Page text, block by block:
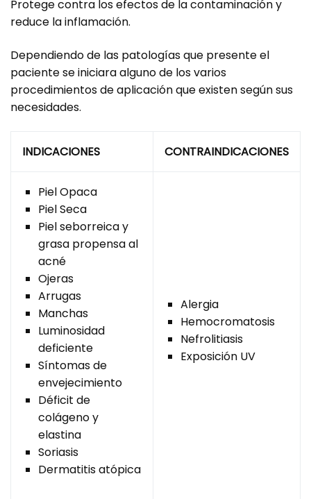
Protege contra los efectos de la contaminación y
reduce la inflamación.
Dependiendo de las patologías que presente el
paciente se iniciara alguno de los varios
procedimientos de aplicación que existen según sus
necesidades.
INDICACIONES CONTRAINDICACIONES
Piel Opaca
Piel Seca
Piel seborreica y
grasa propensa al
acné
Ojeras
Arrugas
Manchas
Luminosidad
deficiente
Síntomas de
envejecimiento
Déficit de
colágeno y
elastina
Soriasis
Dermatitis atópica
Alergia
Hemocromatosis
Nefrolitiasis
Exposición UV